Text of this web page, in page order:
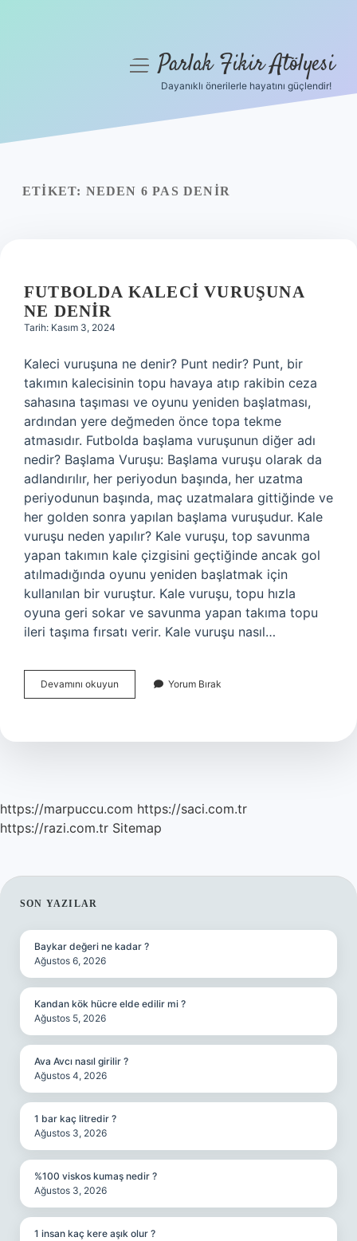
Yasal Uyarı
menüyüParlak Fikir Atölyesi
Dayanıklı önerilerle hayatını güçlendir!
ETIKET: NEDEN 6 PAS DENIR
FUTBOLDA KALECI VURUŞUNA
NE DENIR
Tarih: Kasım 3, 2024
Kaleci vuruşuna ne denir? Punt nedir? Punt, bir
takımın kalecisinin topu havaya atıp rakibin ceza
sahasına taşıması ve oyunu yeniden başlatması,
ardından yere değmeden önce topa tekme
atmasıdır. Futbolda başlama vuruşunun diğer adı
nedir? Başlama Vuruşu: Başlama vuruşu olarak da
adlandırılır, her periyodun başında, her uzatma
periyodunun başında, maç uzatmalara gittiğinde ve
her golden sonra yapılan başlama vuruşudur. Kale
vuruşu neden yapılır? Kale vuruşu, top savunma
yapan takımın kale çizgisini geçtiğinde ancak gol
atılmadığında oyunu yeniden başlatmak için
kullanılan bir vuruştur. Kale vuruşu, topu hızla
oyuna geri sokar ve savunma yapan takıma topu
ileri taşıma fırsatı verir. Kale vuruşu nasıl…
Devamını okuyun Futbolda
Kaleci
Denir
Yorum Bırak
https://marpuccu.com https://saci.com.tr
https://razi.com.tr Sitemap
SIDEBAR
SON YAZILAR
Baykar değeri ne kadar ?
Ağustos 6, 2026
Kandan kök hücre elde edilir mi ?
Ağustos 5, 2026
Ava Avcı nasıl girilir ?
Ağustos 4, 2026
1 bar kaç litredir ?
Ağustos 3, 2026
%100 viskos kumaş nedir ?
Ağustos 3, 2026
1 insan kaç kere aşık olur ?